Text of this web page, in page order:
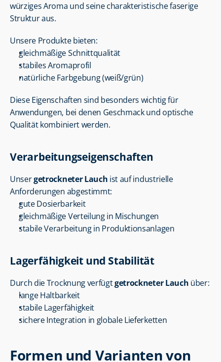
würziges Aroma und seine charakteristische faserige
Struktur aus.
Unsere Produkte bieten:
gleichmäßige Schnittqualität
stabiles Aromaprofil
natürliche Farbgebung (weiß/grün)
Diese Eigenschaften sind besonders wichtig für
Anwendungen, bei denen Geschmack und optische
Qualität kombiniert werden.
Verarbeitungseigenschaften
Unser getrockneter Lauch ist auf industrielle
Anforderungen abgestimmt:
gute Dosierbarkeit
gleichmäßige Verteilung in Mischungen
stabile Verarbeitung in Produktionsanlagen
Lagerfähigkeit und Stabilität
Durch die Trocknung verfügt getrockneter Lauch über:
lange Haltbarkeit
stabile Lagerfähigkeit
sichere Integration in globale Lieferketten
Formen und Varianten von